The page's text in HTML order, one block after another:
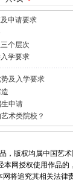
申请要求
个层次
学要求
及入学要求
申请
术类院校？
，版权均属中国艺
网授权使用作品
将追究其相关法律责